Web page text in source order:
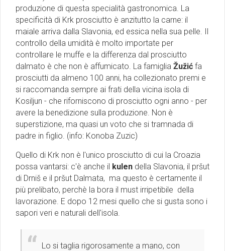
produzione di questa specialità gastronomica. La
specificità di Krk prosciutto è anzitutto la carne: il
maiale arriva dalla Slavonia, ed essica nella sua pelle. Il
controllo della umidità è molto importate per
controllare le muffe e la differenza dal prosciutto
dalmato è che non è affumicato. La famiglia Žužić fa
prosciutti da almeno 100 anni, ha collezionato premi e
si raccomanda sempre ai frati della vicina isola di
Kosiljun - che riforniscono di prosciutto ogni anno - per
avere la benedizione sulla produzione. Non è
superstizione, ma quasi un voto che si tramnada di
padre in figlio. (info: Konoba Zuzic)
Quello di Krk non è l'unico prosciutto di cui la Croazia
possa vantarsi: c'è anche il kulen della Slavonia, il pršut
di Drniš e il pršut Dalmata, ma questo è certamente il
più prelibato, perchè la bora il must irripetibile della
lavorazione. E dopo 12 mesi quello che si gusta sono i
sapori veri e naturali dell'isola.
Lo si taglia rigorosamente a mano, con